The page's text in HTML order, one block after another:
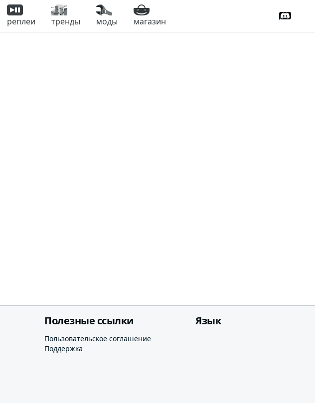
реплеи тренды моды магазин
Полезные ссылки
Пользовательское соглашение
Поддержка
Язык